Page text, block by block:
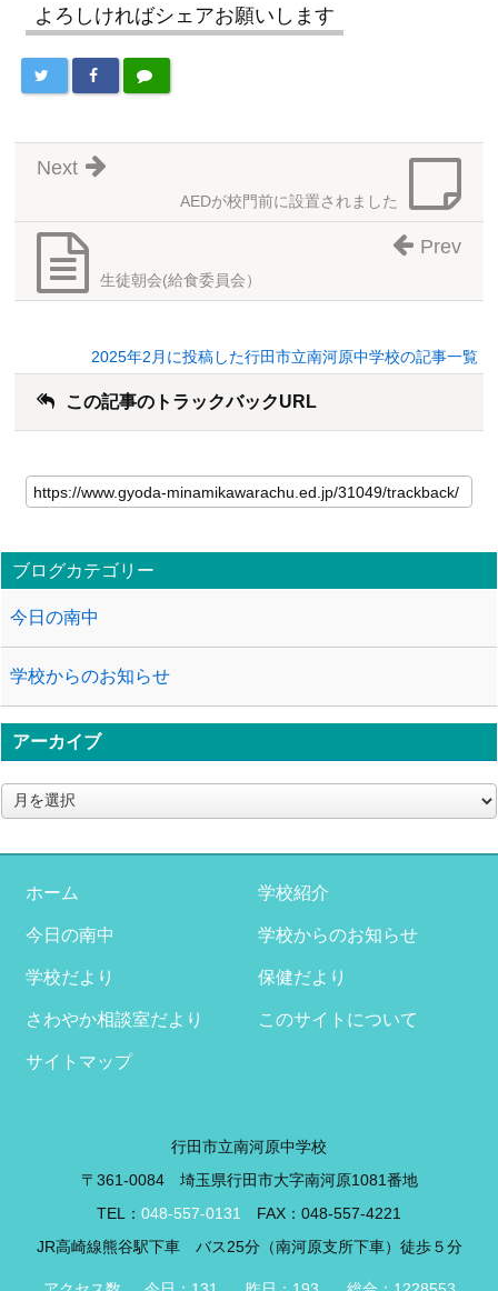
よろしければシェアお願いします
AEDが校門前に設置されました
Next
生徒朝会(給食委員会）
Prev
2025年2月に投稿した行田市立南河原中学校の記事一覧
この記事のトラックバックURL
ブログカテゴリー
今日の南中
学校からのお知らせ
アーカイブ
ア
ー
イ
ホーム 学校紹介
今日の南中 学校からのお知らせ
学校だより 保健だより
さわやか相談室だより このサイトについて
サイトマップ
行田市立南河原中学校
〒361-0084 埼玉県行田市大字南河原1081番地
TEL： 048-557-0131
FAX：048-557-4221
JR高崎線熊谷駅下車 バス25分（南河原支所下車）徒歩５分